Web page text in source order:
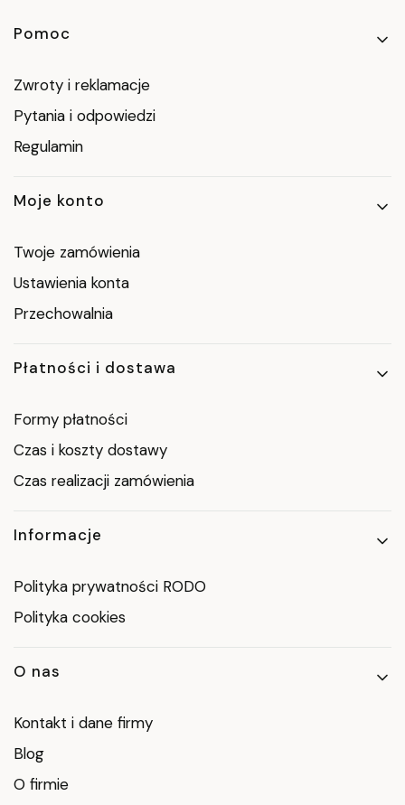
Linki w stopce
Pomoc
Zwroty i reklamacje
Pytania i odpowiedzi
Regulamin
Moje konto
Twoje zamówienia
Ustawienia konta
Przechowalnia
Płatności i dostawa
Formy płatności
Czas i koszty dostawy
Czas realizacji zamówienia
Informacje
Polityka prywatności RODO
Polityka cookies
O nas
Kontakt i dane firmy
Blog
O firmie